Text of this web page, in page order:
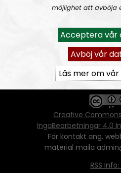
Vår
Du får kopiera och
oförändrat, men
Om ni vill sprida ett
går även det bra, så
ett vinstdrivande
skriftlig
Creative
IngaBearbetningar 4.0
För kontakt ang.
material maila
RSS Info:
möjlighet att avböja
Acceptera vår
Avböj vår
Läs mer om